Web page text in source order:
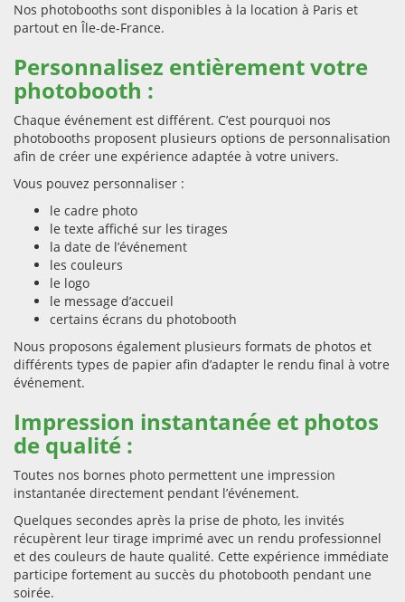
Nos photobooths sont disponibles à la location à Paris et
partout en Île-de-France.
Personnalisez entièrement votre
photobooth :
Chaque événement est différent. C’est pourquoi nos
photobooths proposent plusieurs options de personnalisation
afin de créer une expérience adaptée à votre univers.
Vous pouvez personnaliser :
le cadre photo
le texte affiché sur les tirages
la date de l’événement
les couleurs
le logo
le message d’accueil
certains écrans du photobooth
Nous proposons également plusieurs formats de photos et
différents types de papier afin d’adapter le rendu final à votre
événement.
Impression instantanée et photos
de qualité :
Toutes nos bornes photo permettent une impression
instantanée directement pendant l’événement.
Quelques secondes après la prise de photo, les invités
récupèrent leur tirage imprimé avec un rendu professionnel
et des couleurs de haute qualité. Cette expérience immédiate
participe fortement au succès du photobooth pendant une
soirée.